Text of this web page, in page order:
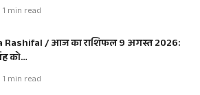
1 min read
Rashifal / आज का राशिफल 9 अगस्त 2026:
को…
1 min read